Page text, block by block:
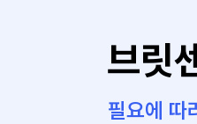
브릿
필요에 따